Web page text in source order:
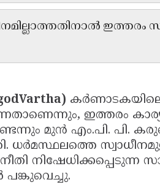
ഇത്തരം
ഇത്തരം
മുൻ എം.പി. പി.
ധർമസ്ഥലത്തെ
നിഷേധിക്കപ്പെടുന്ന